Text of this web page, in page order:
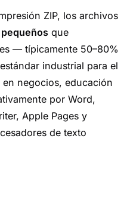
ZIP, los archivos
que
— típicamente 50–80%
industrial para el
negocios, educación
por Word,
Apple Pages y
de texto